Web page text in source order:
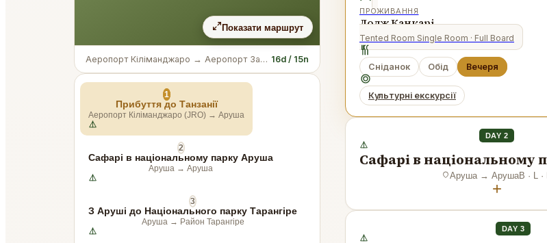
Показати маршрут
Аеропорт Кіліманджаро → Аеропорт Занзібару 16d / 15n
1
Прибуття до Танзанії
Аеропорт Кіліманджаро (JRO) → Аруша
2
Сафарі в національному парку Аруша
Аруша → Аруша
3
З Аруші до Національного парку Тарангіре
Аруша → Район Тарангіре
ПРОЖИВАННЯ
Лодж Канкарі
Tented Room Single Room · Full Board
Сніданок Обід Вечеря
Культурні екскурсії
DAY 2
Сафарі в національному
Аруша→ АрушаB · L ·
+
DAY 3